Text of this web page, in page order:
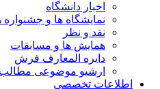
اخبار دانشگاه
نمایشگاه ها و جشنواره ها
نقد و نظر
همایش ها و مسابقات
دایره المعارف فرش
ارشیو موضوعی مطالب
اطلاعات تخصصی